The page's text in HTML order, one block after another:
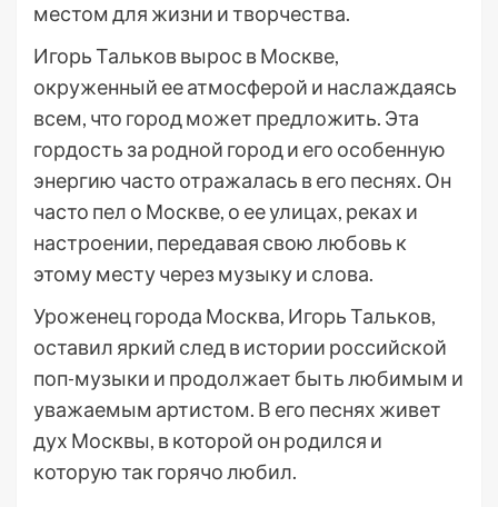
местом для жизни и творчества.
Игорь Тальков вырос в Москве,
окруженный ее атмосферой и наслаждаясь
всем, что город может предложить. Эта
гордость за родной город и его особенную
энергию часто отражалась в его песнях. Он
часто пел о Москве, о ее улицах, реках и
настроении, передавая свою любовь к
этому месту через музыку и слова.
Уроженец города Москва, Игорь Тальков,
оставил яркий след в истории российской
поп-музыки и продолжает быть любимым и
уважаемым артистом. В его песнях живет
дух Москвы, в которой он родился и
которую так горячо любил.